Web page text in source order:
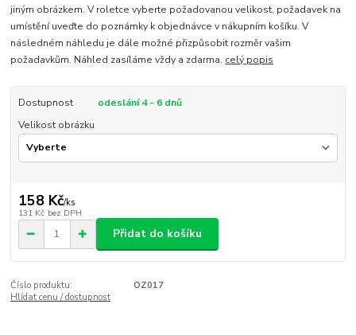
jiným obrázkem. V roletce vyberte požadovanou velikost, požadavek na
umístění uveďte do poznámky k objednávce v nákupním košíku. V
následném náhledu je dále možné přizpůsobit rozměr vašim
požadavkům. Náhled zasíláme vždy a zdarma. celý popis
Dostupnost
odeslání 4 - 6 dnů
Velikost obrázku
158 Kč/ks
131 Kč bez DPH
Přidat do košíku
Číslo produktu:
OZ017
Hlídat cenu / dostupnost